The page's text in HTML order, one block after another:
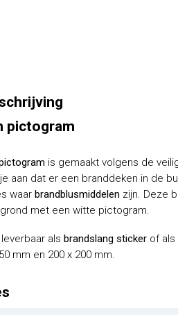
pictogram
is gemaakt volgens de
aan dat er een branddeken in de
waar brandblusmiddelen zijn. Deze
met een witte pictogram.
als brandslang sticker of als
mm en 200 x 200 mm.